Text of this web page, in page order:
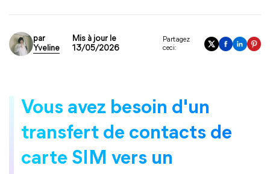
par
Yveline
Mis à jour le
13/05/2026
Partagez
ceci:
Vous avez besoin d'un
transfert de contacts de
carte SIM vers un